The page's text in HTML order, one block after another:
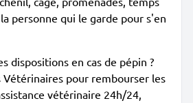
personne qui le garde pour s'en
dispositions en cas de pépin ?
Vétérinaires pour rembourser les
vétérinaire 24h/24,